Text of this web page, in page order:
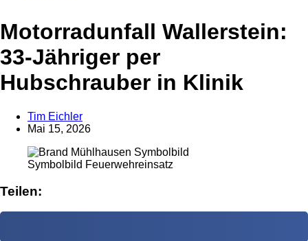
Motorradunfall Wallerstein:
33-Jähriger per
Hubschrauber in Klinik
Tim Eichler
Mai 15, 2026
Symbolbild Feuerwehreinsatz
Teilen: